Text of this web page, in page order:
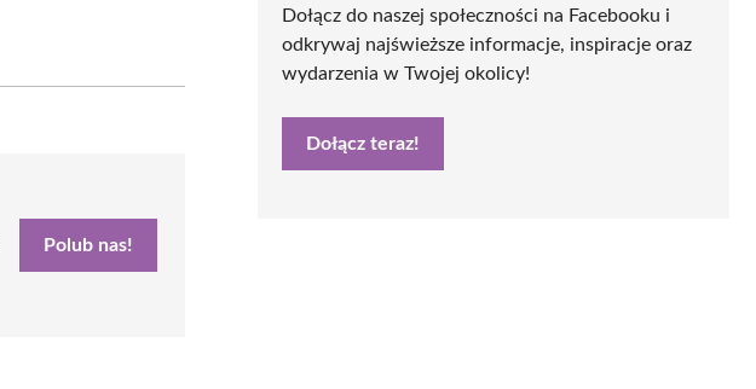
Polub nas!
Dołącz do naszej społeczności na Facebooku i
odkrywaj najświeższe informacje, inspiracje oraz
wydarzenia w Twojej okolicy!
Dołącz teraz!